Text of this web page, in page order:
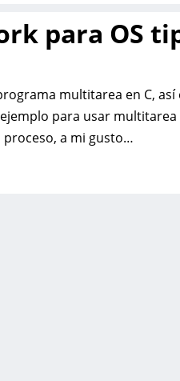
para OS
multitarea en C,
para usar
proceso, a mi gusto…